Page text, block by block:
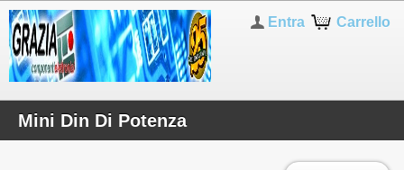
Carrello
Entra
Mini Din Di Potenza